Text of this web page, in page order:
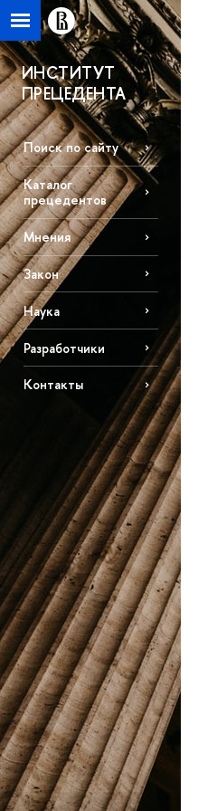
ИНСТИТУТ
ПРЕЦЕДЕНТА
Поиск по сайту
Каталог
прецедентов
Мнения
Закон
Наука
Разработчики
Контакты